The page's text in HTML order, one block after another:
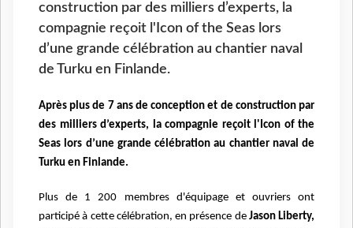
construction par des milliers d’experts, la
compagnie reçoit l'Icon of the Seas lors
d’une grande célébration au chantier naval
de Turku en Finlande.
Après plus de 7 ans de conception et de construction par
des milliers d’experts, la compagnie reçoit l'Icon of the
Seas lors d’une grande célébration au chantier naval de
Turku en Finlande.
Plus de 1 200 membres d'équipage et ouvriers ont
participé à cette célébration, en présence de Jason Liberty,